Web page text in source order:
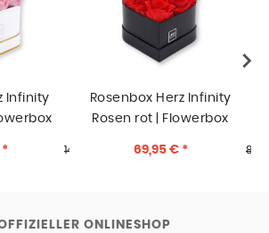
Infinity
*
146,95 € *
Rosenbox Herz Infinity
Rosen rot | Flowerbox
69,95 € *
ONLINESHOP